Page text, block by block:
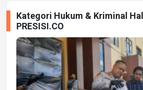
Kategori Hukum & Kriminal
PRESISI.CO